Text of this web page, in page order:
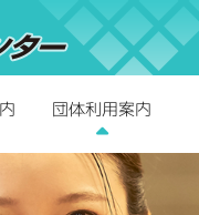
団体利用案内